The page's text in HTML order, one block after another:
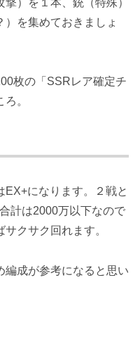
）を集めておきましょ
枚の「SSRレア確定チ
。
になります。２戦と
計は2000万以下なので
クサク回れます。
編成が参考になると思い